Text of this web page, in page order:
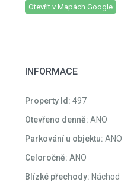
Otevřít v Mapách Google
INFORMACE
Property Id: 497
Otevřeno denně: ANO
Parkování u objektu: ANO
Celoročně: ANO
Blízké přechody: Náchod